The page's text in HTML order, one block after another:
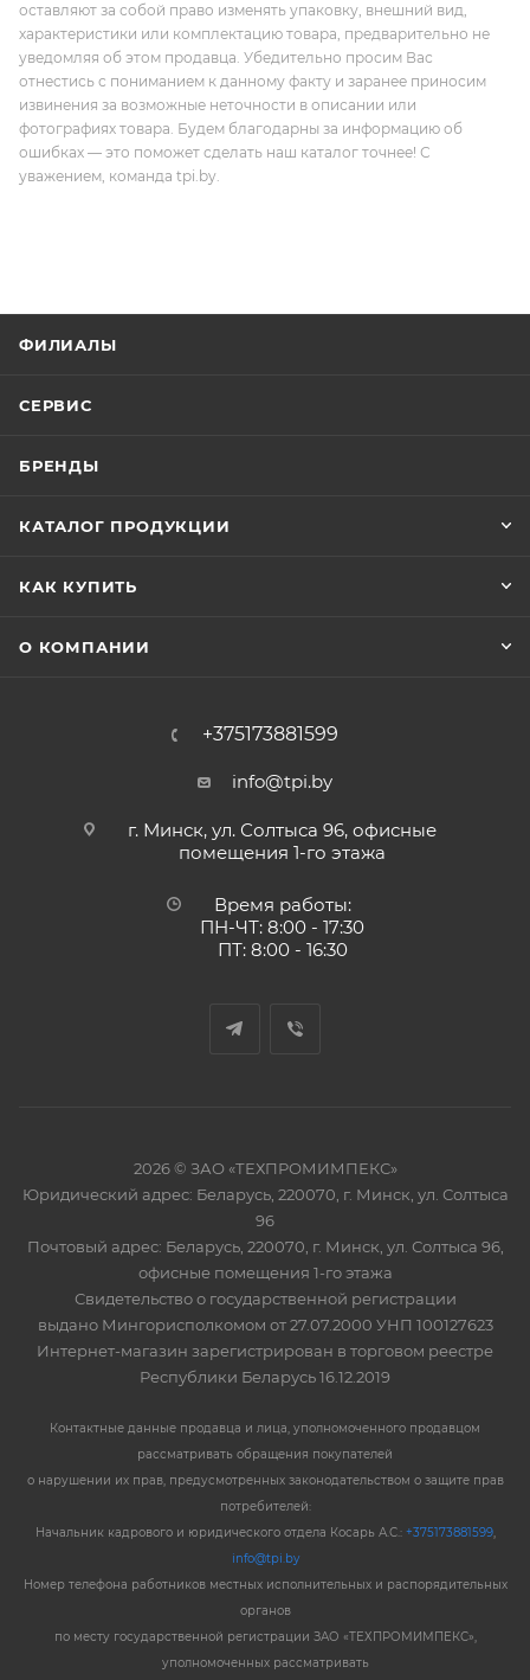
оставляют за собой право изменять упаковку, внешний вид,
характеристики или комплектацию товара, предварительно не
уведомляя об этом продавца. Убедительно просим Вас
отнестись с пониманием к данному факту и заранее приносим
извинения за возможные неточности в описании или
фотографиях товара. Будем благодарны за информацию об
ошибках — это поможет сделать наш каталог точнее! С
уважением, команда tpi.by.
ФИЛИАЛЫ
СЕРВИС
БРЕНДЫ
КАТАЛОГ ПРОДУКЦИИ
КАК КУПИТЬ
О КОМПАНИИ
+375173881599
info@tpi.by
г. Минск, ул. Солтыса 96, офисные
помещения 1-го этажа
Время работы:
ПН-ЧТ: 8:00 - 17:30
ПТ: 8:00 - 16:30
2026 © ЗАО «ТЕХПРОМИМПЕКС»
Юридический адрес: Беларусь, 220070, г. Минск, ул. Солтыса
96
Почтовый адрес: Беларусь, 220070, г. Минск, ул. Солтыса 96,
офисные помещения 1-го этажа
Свидетельство о государственной регистрации
выдано Мингорисполкомом от 27.07.2000 УНП 100127623
Интернет-магазин зарегистрирован в торговом реестре
Республики Беларусь 16.12.2019
Контактные данные продавца и лица, уполномоченного продавцом
рассматривать обращения покупателей
о нарушении их прав, предусмотренных законодательством о защите прав
потребителей:
Начальник кадрового и юридического отдела Косарь А.С.: +375173881599,
info@tpi.by
Номер телефона работников местных исполнительных и распорядительных
органов
по месту государственной регистрации ЗАО «ТЕХПРОМИМПЕКС»,
уполномоченных рассматривать